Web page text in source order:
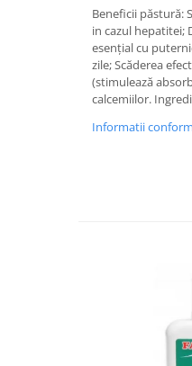
SUPLIMENTE ANTIOXIDANȚI-
ANTITUMORAL
SUPLIMENTE URO-GENITAL
SUPLIMENTE DETOXIFIERE
ANTIPARAZITARE
Beneficii păstură:
in cazul hepatitei;
esențial cu
zile; Scăderea
(stimulează
calcemiilor.
Informatii